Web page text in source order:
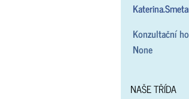
Konzultační
None
NAŠE TŘÍDA